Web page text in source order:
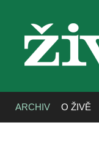
ARCHIV O ŽIVĚ